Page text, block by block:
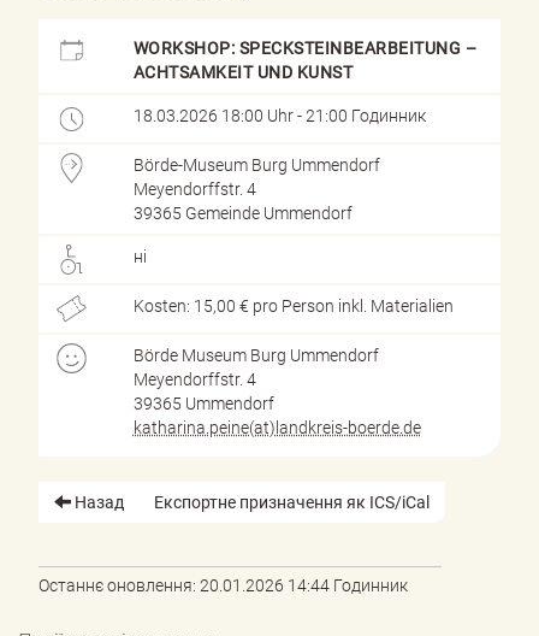
WORKSHOP: SPECKSTEINBEARBEITUNG –
ACHTSAMKEIT UND KUNST
18.03.2026 18:00 Uhr - 21:00 Годинник
Börde-Museum Burg Ummendorf
Meyendorffstr. 4
39365 Gemeinde Ummendorf
ні
Kosten: 15,00 € pro Person inkl. Materialien
Börde Museum Burg Ummendorf
Meyendorffstr. 4
39365 Ummendorf
katharina.peine(at)landkreis-boerde.de
Назад Експортне призначення як ICS/iCal
Останнє оновлення: 20.01.2026 14:44 Годинник